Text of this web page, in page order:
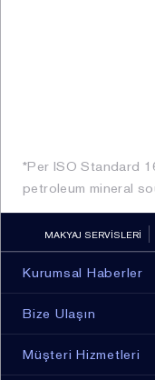
*Per ISO Standard
petroleum mineral
MAKYAJ SERVİSLERİ
Kurumsal Haberler
Bize Ulaşın
Müşteri Hizmetleri